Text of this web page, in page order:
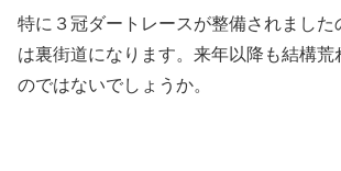
特に３冠ダートレースが整備されました
は裏街道になります。来年以降も結構荒
のではないでしょうか。